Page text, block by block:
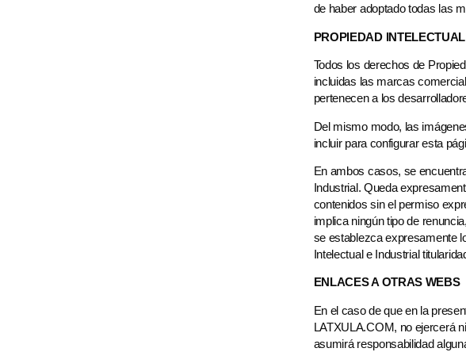
de haber adoptado todas las
PROPIEDAD
Todos los derechos de
incluidas las marcas
pertenecen a los
Del mismo modo, las
incluir para configurar esta
En ambos casos, se
Industrial. Queda
contenidos sin el permiso
implica ningún tipo de
se establezca expresamente
Intelectual e Industrial
ENLACES A OTRAS WEBS
En el caso de que en la
LATXULA.COM, no ejercerá
asumirá responsabilidad